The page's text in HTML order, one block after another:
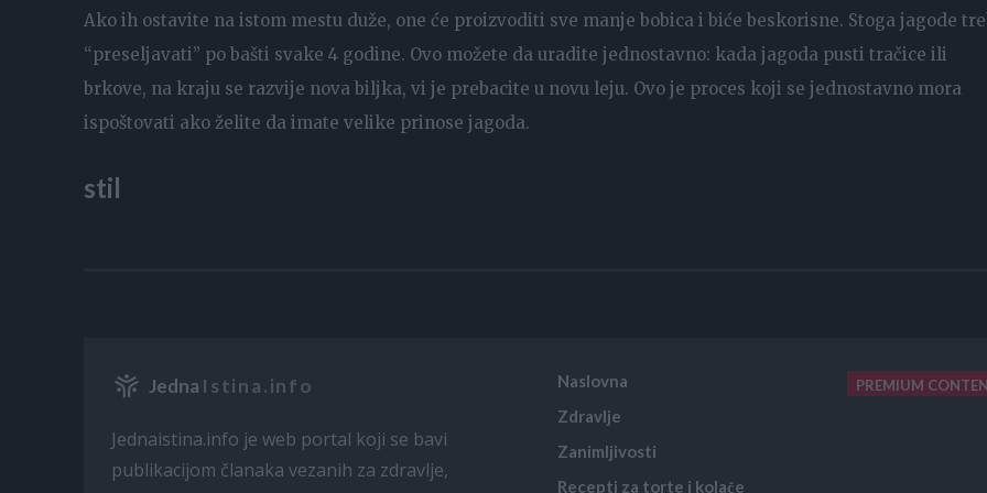
Ako ih ostavite na istom mestu duže, one će proizvoditi sve manje bobica i biće beskorisne. Stoga jagode
“preseljavati” po bašti svake 4 godine. Ovo možete da uradite jednostavno: kada jagoda pusti tračice ili
brkove, na kraju se razvije nova biljka, vi je prebacite u novu leju. Ovo je proces koji se jednostavno mora
ispoštovati ako želite da imate velike prinose jagoda.
stil
Jedna Istina.info
Jednaistina.info je web portal koji se bavi
publikacijom članaka vezanih za zdravlje,
Naslovna
Zdravlje
Zanimljivosti
Recepti za torte i kolače
PREMIUM